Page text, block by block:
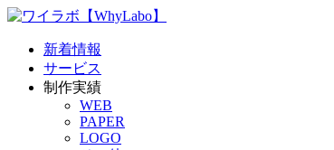
新着情報
サービス
制作実績
WEB
PAPER
LOGO